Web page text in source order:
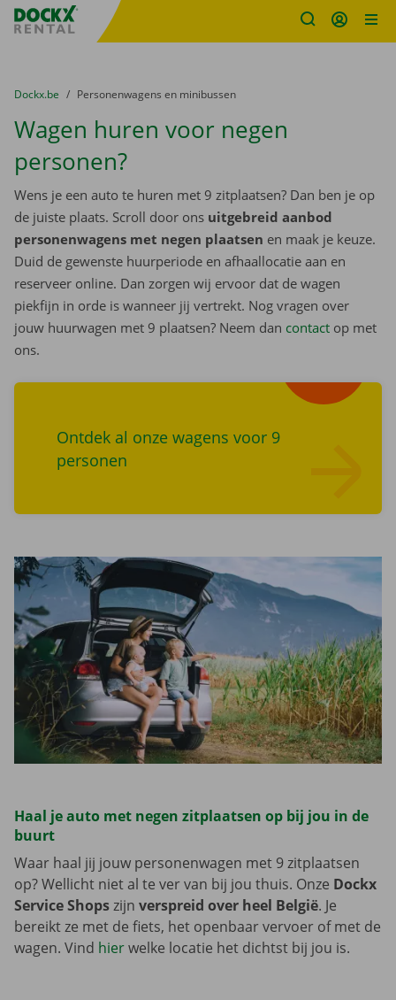
Fratello DEMO
U bevindt zich hier:
van
Dockx.be naar
Personenwagens en minibussen
Wagen huren voor negen
personen?
Wens je een auto te huren met 9 zitplaatsen? Dan ben je op
de juiste plaats. Scroll door ons uitgebreid aanbod
personenwagens met negen plaatsen en maak je keuze.
Duid de gewenste huurperiode en afhaallocatie aan en
reserveer online. Dan zorgen wij ervoor dat de wagen
piekfijn in orde is wanneer jij vertrekt. Nog vragen over
jouw huurwagen met 9 plaatsen? Neem dan contact op met
ons.
Ontdek al onze wagens voor 9
personen
Haal je auto met negen zitplaatsen op bij jou in de
buurt
Waar haal jij jouw personenwagen met 9 zitplaatsen
op? Wellicht niet al te ver van bij jou thuis. Onze Dockx
Service Shopszijn verspreid over heel België. Je
bereikt ze met de fiets, het openbaar vervoer of met de
wagen. Vind hierwelke locatie het dichtst bij jou is.